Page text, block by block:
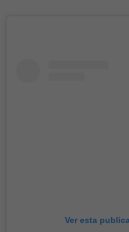
Ver esta